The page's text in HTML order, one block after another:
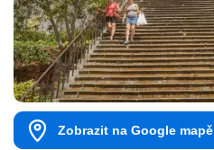
Zobrazit na Google mapě